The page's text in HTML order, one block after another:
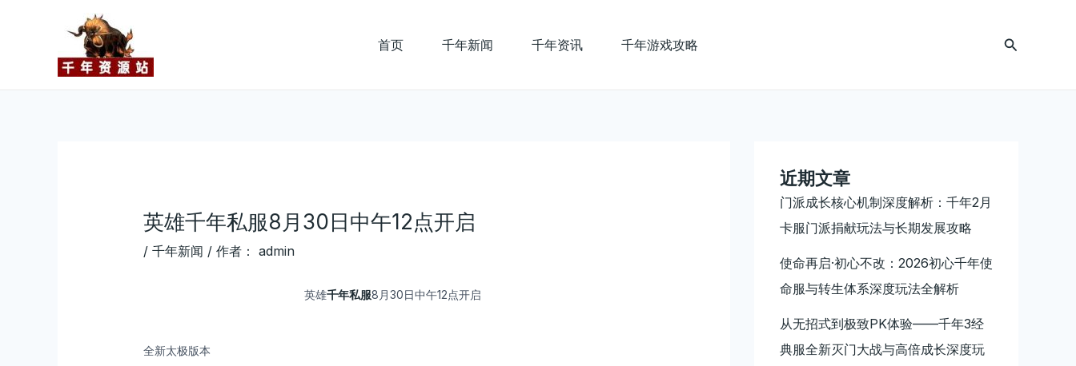
首页 千年新闻 千年资讯 千年游戏攻略
搜
英雄千年私服8月30日中午12点开启
/ 千年新闻 / 作者： admin
英雄千年私服8月30日中午12点开启
全新太极版本
navigation
近期文章
门派成长核心机制深度解析：千年2月
卡服门派捐献玩法与长期发展攻略
使命再启·初心不改：2026初心千年使
命服与转生体系深度玩法全解析
从无招式到极致PK体验——千年3经
典服全新灭门大战与高倍成长深度玩